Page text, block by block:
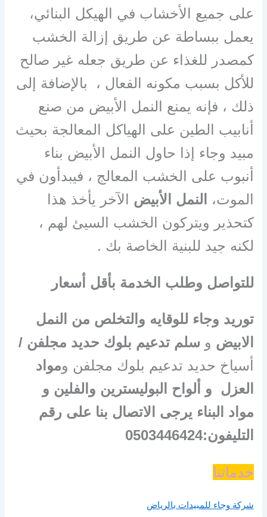
على جميع الأخشاب في الهيكل البنائي،
يعمل ببساطة عن طريق إزالة الخشب
كمصدر للغذاء عن طريق جعله غير صالح
للأكل بسبب مكونه الفعال ، بالإضافة إلى
ذلك ، فإنه يمنع النمل الأبيض من صنع
أنابيب الطين على الهياكل المعالجة بحيث
مبيد وجاء إذا حاول النمل الأبيض بناء
أنبوب على الخشب المعالج ، فيبدأون في
الموت،
النمل الأبيض الآخر يأخذ هذا
كتحذير ويتركون الخشب السيئ لهم ،
لكنه جيد للبنية الخاصة بك .
للتواصل وطلب الخدمة بأقل أسعار
توريد وجاء للوقايه والتخلص من النمل
الابيض و سلم تدعيم بلوك حديد مجلفن /
أسياخ حديد تدعيم بلوك مجلفن ومواد
العزل و ألواح البوليسترين والفلين و
مواد البناء يرجى الاتصال بنا على رقم
التليفون:0503446424
خدماتنا
شركة وجاء للمبيدات بالرياض